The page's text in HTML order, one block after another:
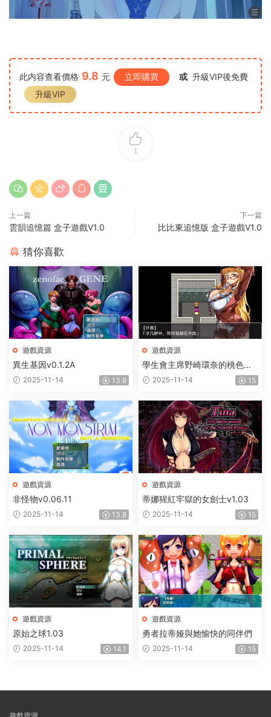
此内容查看價格 9.8 元 立即購買 或 升級VIP後免費
升級VIP
1
上一篇
雲韻追憶篇 盒子遊戲V1.0
下一篇
比比東追憶版 盒子遊戲V1.0
猜你喜歡
遊戲資源
異生基因v0.1.2A
2025-11-14 13.9
遊戲資源
學生會主席野崎環奈的桃色煩
惱 2025-11-14 15
遊戲資源
非怪物v0.06.11
2025-11-14 13.8
遊戲資源
蒂娜猩紅牢獄的女劍士v1.03
2025-11-14 15
遊戲資源
原始之球1.03
2025-11-14 14.1
遊戲資源
勇者拉蒂娅與她愉快的同伴們
2025-11-14 15